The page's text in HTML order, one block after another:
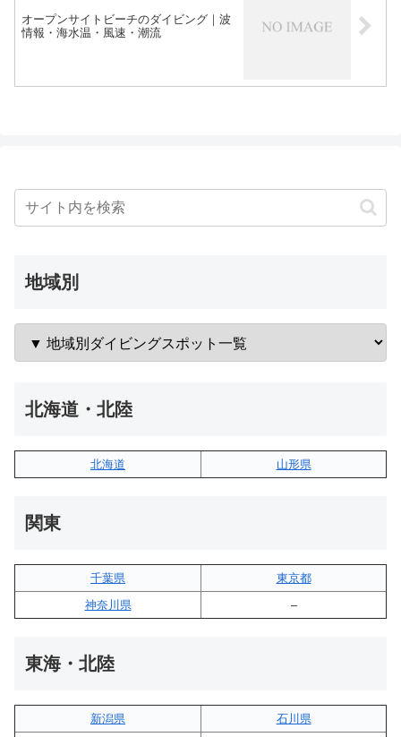
オープンサイトビーチのダイビング｜波
情報・海水温・風速・潮流
地域別
北海道・北陸
北海道 山形県
関東
千葉県
東京都
神奈川県
–
東海・北陸
新潟県
石川県